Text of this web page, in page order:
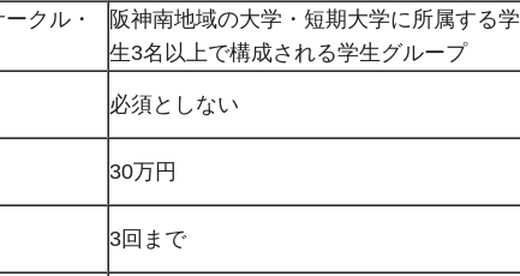
クル・
阪神南地域の大学・短期大学に所属する学
生3名以上で構成される学生グループ
必須としない
30万円
3回まで